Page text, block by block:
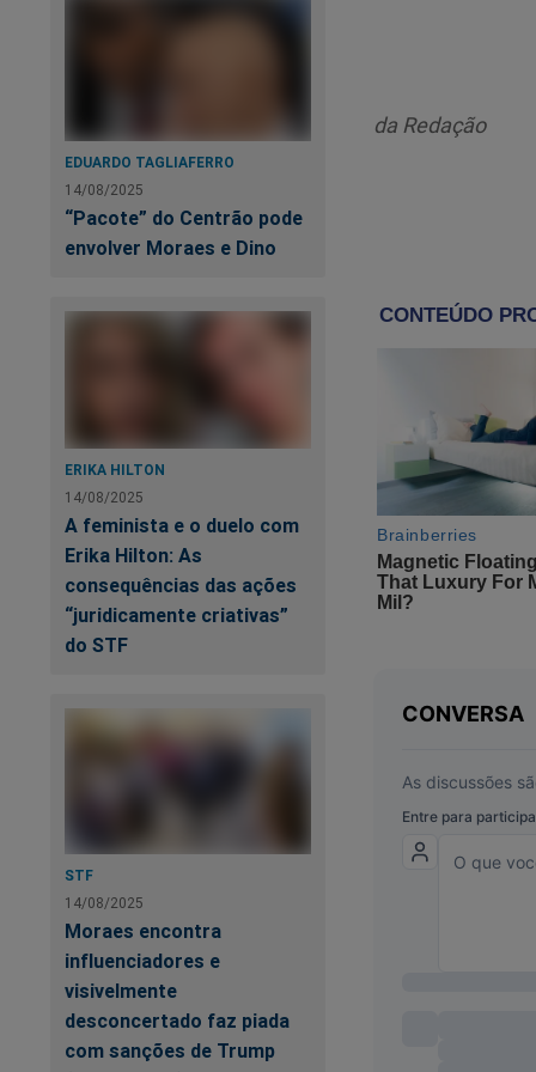
EDUARDO TAGLIAFERRO
14/08/2025
“Pacote” do Centrão pode
envolver Moraes e Dino
ERIKA HILTON
14/08/2025
A feminista e o duelo com
Erika Hilton: As
consequências das ações
“juridicamente criativas”
do STF
STF
14/08/2025
Moraes encontra
influenciadores e
visivelmente
desconcertado faz piada
com sanções de Trump
“Esses
casas,
nove
da Redação